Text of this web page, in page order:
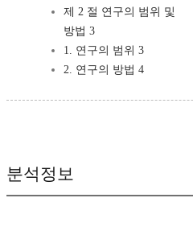
제 2 절 연구의 범위 및
방법 3
1. 연구의 범위 3
2. 연구의 방법 4
분석정보